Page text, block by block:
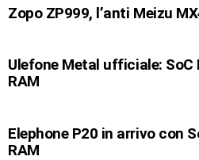
Zopo ZP999, l’anti Meizu
Ulefone Metal ufficiale: SoC
RAM
Elephone P20 in arrivo con
RAM